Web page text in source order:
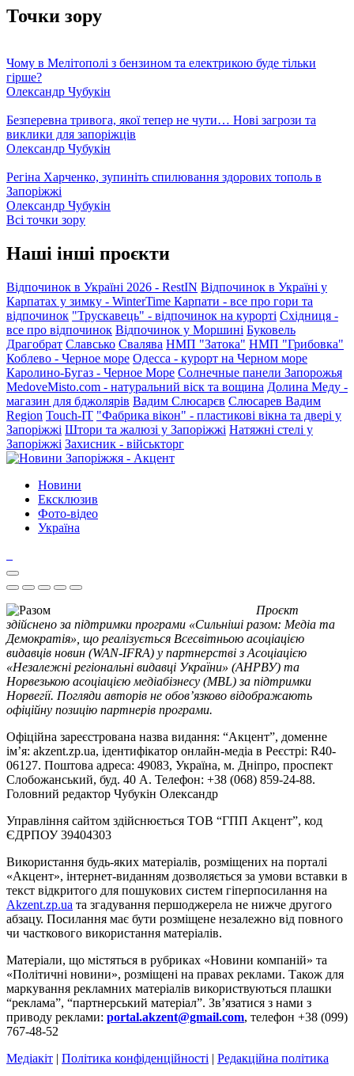
Точки зору
Чому в Мелітополі з бензином та електрикою буде тільки
гірше?
Олександр Чубукін
Безперевна тривога, якої тепер не чути… Нові загрози та
виклики для запоріжців
Олександр Чубукін
Регіна Харченко, зупиніть спилювання здорових тополь в
Запоріжжі
Олександр Чубукін
Всі точки зору
Наші інші проєкти
Відпочинок в Україні 2026 - RestIN Відпочинок в Україні у
Карпатах у зимку - WinterTime Карпати - все про гори та
відпочинок "Трускавець" - відпочинок на курорті Східниця -
все про відпочинок Відпочинок у Моршині Буковель
Драгобрат Славсько Свалява НМП "Затока" НМП "Грибовка"
Коблево - Черное море Одесса - курорт на Черном море
Каролино-Бугаз - Черное Море Солнечные панели Запорожья
MedoveMisto.com - натуральний віск та вощина Долина Меду -
магазин для бджолярів Вадим Слюсарєв Слюсарев Вадим
Region Touch-IT "Фабрика вікон" - пластикові вікна та двері у
Запоріжжі Штори та жалюзі у Запоріжжі Натяжні стелі у
Запоріжжі Захисник - військторг
Новини
Ексклюзив
Фото-відео
Україна
Проєкт
здійснено за підтримки програми «Сильніші разом: Медіа та
Демократія», що реалізується Всесвітньою асоціацією
видавців новин (WAN-IFRA) у партнерстві з Асоціацією
«Незалежні регіональні видавці України» (АНРВУ) та
Норвезькою асоціацією медіабізнесу (MBL) за підтримки
Норвегії. Погляди авторів не обов’язково відображають
офіційну позицію партнерів програми.
Офіційна зареєстрована назва видання: “Акцент”, доменне
ім’я: akzent.zp.ua, ідентифікатор онлайн-медіа в Реєстрі: R40-
06127. Поштова адреса: 49083, Україна, м. Дніпро, проспект
Слобожанський, буд. 40 А. Телефон: +38 (068) 859-24-88.
Головний редактор Чубукін Олександр
Управління сайтом здійснюється ТОВ “ГПП Акцент”, код
ЄДРПОУ 39404303
Використання будь-яких матеріалів, розміщених на порталі
«Акцент», інтернет-виданням дозволяється за умови вставки в
текст відкритого для пошукових систем гіперпосилання на
Akzent.zp.ua та згадування першоджерела не нижче другого
абзацу. Посилання має бути розміщене незалежно від повного
чи часткового використання матеріалів.
Матеріали, що містяться в рубриках «Новини компаній» та
«Політичні новини», розміщені на правах реклами. Також для
маркування рекламних матеріалів використвуються плашки
“реклама”, “партнерський матеріал”. Зв’язатися з нами з
приводу реклами: portal.akzent@gmail.com, телефон +38 (099)
767-48-52
Медіакіт | Політика конфіденційності | Редакційна політика